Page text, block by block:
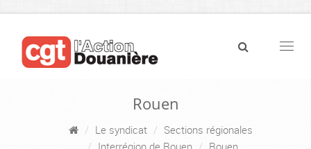
Rouen
Le syndicat
Sections régionales
Interrégion de Rouen
Rouen